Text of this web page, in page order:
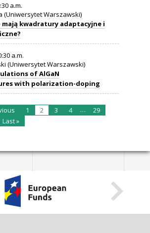
a.m.
(Uniwersytet Warszawski)
mają kwadratury adaptacyjne i
a.m.
(Uniwersytet Warszawski)
of AlGaN
with polarization-doping
1 2 3 4 …
29
Last »